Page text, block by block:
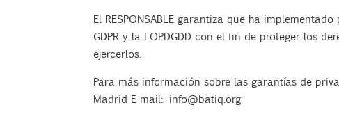
El RESPONSABLE garantiza que ha
GDPR y la LOPDGDD con el fin de proteger los
ejercerlos.
Para más información sobre las garantías de
Madrid E-mail: info@batiq.org